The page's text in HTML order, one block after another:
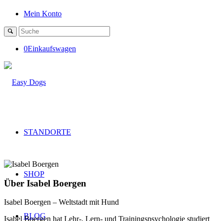
Mein Konto
0Einkaufswagen
STANDORTE
SHOP
BLOG
Über Isabel Boergen
Isabel Boergen – Weltstadt mit Hund
Isabel Boergen hat Lehr-, Lern- und Trainingspsychologie studiert